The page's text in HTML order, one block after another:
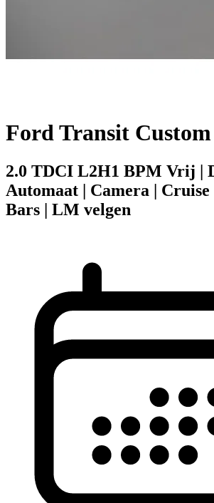
Ford Transit Custom
2.0 TDCI L2H1 BPM Vrij |
Automaat | Camera | Cruise
Bars | LM velgen